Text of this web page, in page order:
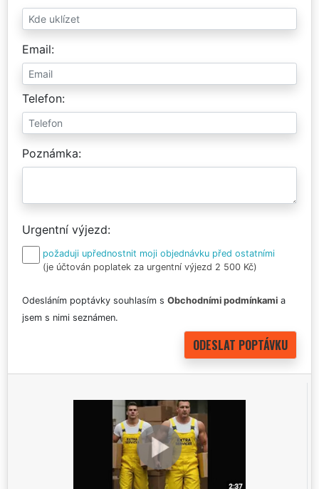
Email
Telefon
Poznámka
Urgentní výjezd
požaduji upřednostnit moji objednávku před ostatními
(je účtován poplatek za urgentní výjezd 2 500 Kč)
Odesláním poptávky souhlasím s Obchodními podmínkami a
jsem s nimi seznámen.